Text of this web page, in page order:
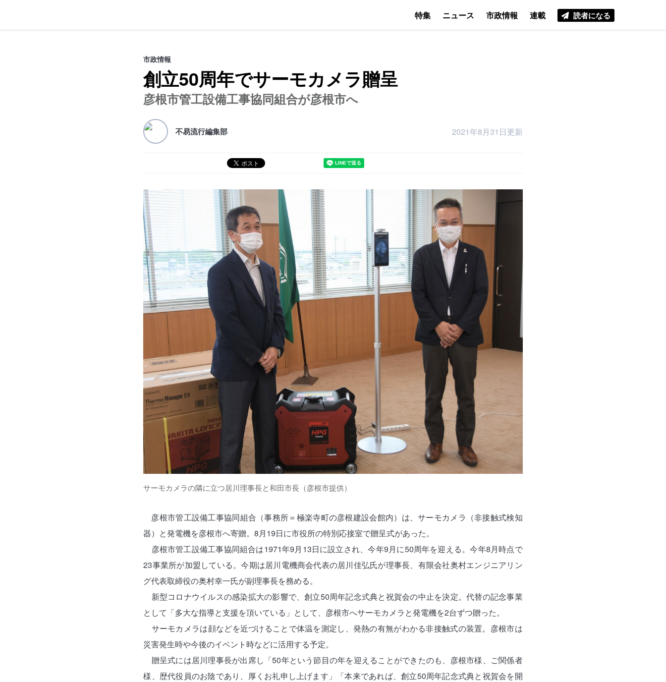
特集 ニュース 市政情報 連載 読者になる
市政情報
創立50周年でサーモカメラ贈呈
彦根市管工設備工事協同組合が彦根市へ
不易流行編集部 2021年8月31日更新
サーモカメラの隣に立つ居川理事長と和田市長（彦根市提供）
彦根市管工設備工事協同組合（事務所＝極楽寺町の彦根建設会館内）は、サーモカメラ（非接触式検知
器）と発電機を彦根市へ寄贈。8月19日に市役所の特別応接室で贈呈式があった。
彦根市管工設備工事協同組合は1971年9月13日に設立され、今年9月に50周年を迎える。今年8月時点で
23事業所が加盟している。今期は居川電機商会代表の居川佳弘氏が理事長、有限会社奥村エンジニアリン
グ代表取締役の奥村幸一氏が副理事長を務める。
新型コロナウイルスの感染拡大の影響で、創立50周年記念式典と祝賀会の中止を決定。代替の記念事業
として「多大な指導と支援を頂いている」として、彦根市へサーモカメラと発電機を2台ずつ贈った。
サーモカメラは顔などを近づけることで体温を測定し、発熱の有無がわかる非接触式の装置。彦根市は
災害発生時や今後のイベント時などに活用する予定。
贈呈式には居川理事長が出席し「50年という節目の年を迎えることができたのも、彦根市様、ご関係者
様、歴代役員のお陰であり、厚くお礼申し上げます」「本来であれば、創立50周年記念式典と祝賀会を開